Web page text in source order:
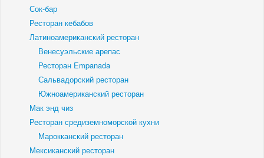
Сок-бар
Ресторан кебабов
Латиноамериканский ресторан
Венесуэльские арепас
Ресторан Empanada
Сальвадорский ресторан
Южноамериканский ресторан
Мак энд чиз
Ресторан средиземноморской кухни
Марокканский ресторан
Мексиканский ресторан